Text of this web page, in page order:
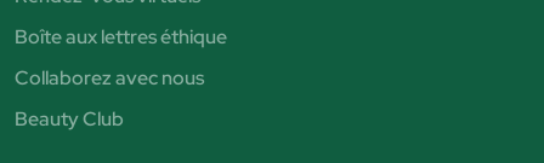
Boîte aux lettres éthique
Collaborez avec nous
Beauty Club